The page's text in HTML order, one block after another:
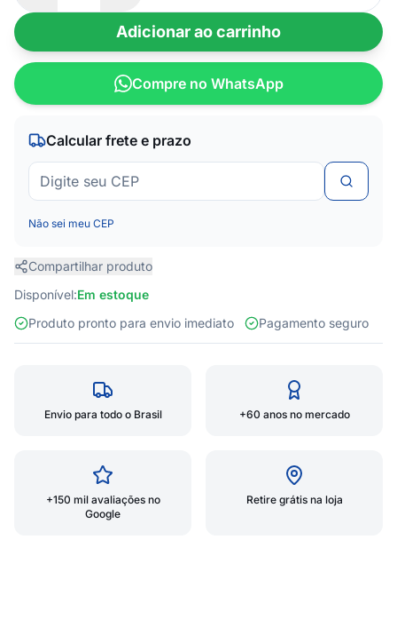
Adicionar ao carrinho
Compre no WhatsApp
Calcular frete e prazo
Não sei meu CEP
Compartilhar produto
Disponível:Em estoque
Produto pronto para envio imediato
Pagamento seguro
Envio para todo o Brasil +60 anos no mercado
+150 mil avaliações no
Google
Retire grátis na loja